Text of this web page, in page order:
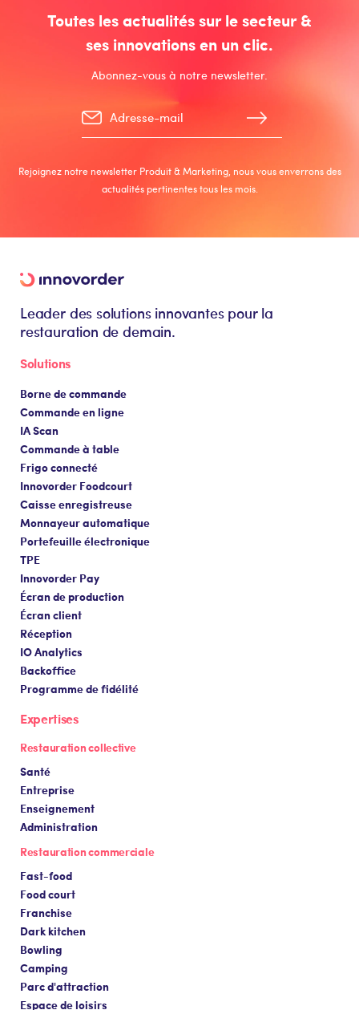
Toutes les actualités sur le secteur &
ses innovations en un clic.
Abonnez-vous à notre newsletter.
Rejoignez notre newsletter Produit & Marketing, nous vous enverrons des
actualités pertinentes tous les mois.
Leader des solutions innovantes pour la
restauration de demain.
Solutions
Borne de commande
Commande en ligne
IA Scan
Commande à table
Frigo connecté
Innovorder Foodcourt
Caisse enregistreuse
Monnayeur automatique
Portefeuille électronique
TPE
Innovorder Pay
Écran de production
Écran client
Réception
IO Analytics
Backoffice
Programme de fidélité
Expertises
Restauration collective
Santé
Entreprise
Enseignement
Administration
Restauration commerciale
Fast-food
Food court
Franchise
Dark kitchen
Bowling
Camping
Parc d'attraction
Espace de loisirs